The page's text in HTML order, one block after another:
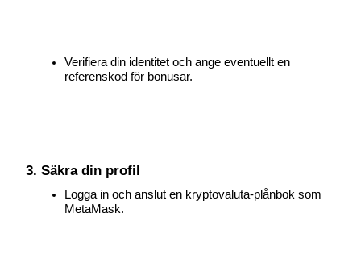
Belöningscenter
Bli Medlem
Verifiera din identitet och ange eventuellt en
referenskod för bonusar.
3. Säkra din profil
Logga in och anslut en kryptovaluta-plånbok som
MetaMask.